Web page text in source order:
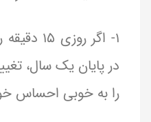
۱- اگر
در پایان یک سال،
را به خوبی احساس